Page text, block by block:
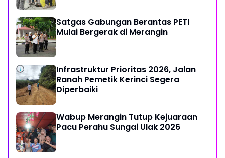
Satgas Gabungan Berantas PETI
Mulai Bergerak di Merangin
Infrastruktur Prioritas 2026, Jalan
Ranah Pemetik Kerinci Segera
Diperbaiki
Wabup Merangin Tutup Kejuaraan
Pacu Perahu Sungai Ulak 2026